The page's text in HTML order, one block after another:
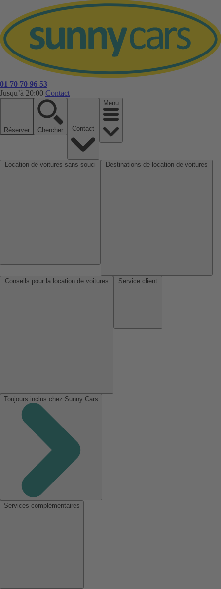
01 70 70 96 53
Jusqu’à 20:00 Contact
Réserver Chercher
Menu
Toujours inclus chez Sunny Cars
Services complémentaires